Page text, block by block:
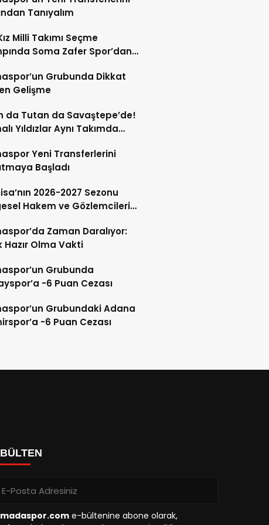
Tanıyalım
Milli Takımı Seçme
Soma Zafer Spor’dan
Grubunda Dikkat
Gelişme
da Tutan da Savaştepe’de!
Yıldızlar Aynı Takımda
Yeni Transferlerini
Başladı
2026-2027 Sezonu
Hakem ve Gözlemcileri
Zaman Daralıyor:
Hazır Olma Vakti
Grubunda
-6 Puan Cezası
Grubundaki Adana
-6 Puan Cezası
e-bültenine abone olarak,